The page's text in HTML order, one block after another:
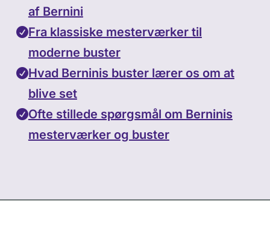
af Bernini
Fra klassiske mesterværker til
moderne buster
Hvad Berninis buster lærer os om at
blive set
Ofte stillede spørgsmål om Berninis
mesterværker og buster